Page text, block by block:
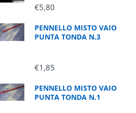
€5,80
PENNELLO MISTO VAIO
PUNTA TONDA N.3
€1,85
PENNELLO MISTO VAIO
PUNTA TONDA N.1